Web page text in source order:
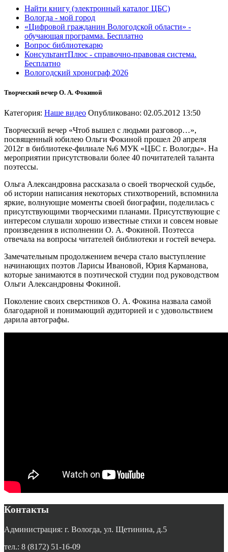
Найти книгу (электронный каталог ЦБС)
Вологда - мой город
«Цифровой гражданин Вологодской области» -
обучающая программа. Бесплатно
Вопрос библиотекарю
КонсультантПлюс - справочно-правовая система.
Бесплатно
Вологодский хронограф 2026
Творческий вечер О. А. Фокиной
Категория: Наше видео Опубликовано: 02.05.2012 13:50
Творческий вечер «Чтоб вышел с людьми разговор…»,
посвященный юбилею Ольги Фокиной прошел 20 апреля
2012г в библиотеке-филиале №6 МУК «ЦБС г. Вологды». На
мероприятии присутствовали более 40 почитателей таланта
поэтессы.
Ольга Александровна рассказала о своей творческой судьбе,
об истории написания некоторых стихотворений, вспомнила
яркие, волнующие моменты своей биографии, поделилась с
присутствующими творческими планами. Присутствующие с
интересом слушали хорошо известные стихи и совсем новые
произведения в исполнении О. А. Фокиной. Поэтесса
отвечала на вопросы читателей библиотеки и гостей вечера.
Замечательным продолжением вечера стало выступление
начинающих поэтов Ларисы Ивановой, Юрия Карманова,
которые занимаются в поэтической студии под руководством
Ольги Александровны Фокиной.
Поколение своих сверстников О. А. Фокина назвала самой
благодарной и понимающий аудиторией и с удовольствием
дарила автографы.
Контакты
Администрация: г. Вологда, ул. Щетинина, д.5
тел.: 8 (8172) 51-16-09